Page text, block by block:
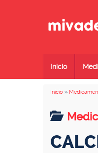
Inicio
Inicio »